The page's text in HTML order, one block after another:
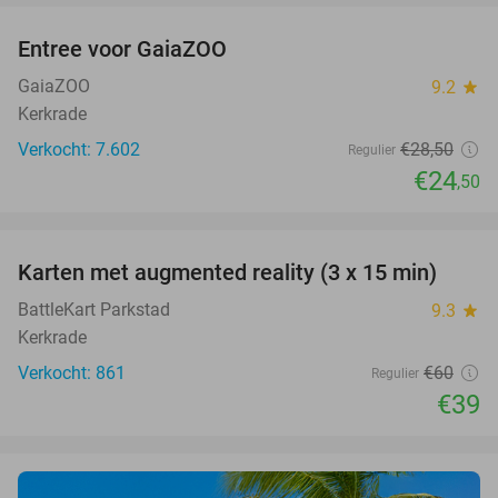
Entree voor GaiaZOO
GaiaZOO 9.2 star
Kerkrade
Verkocht: 7.602
Regulier €28,50
€24,50
35%
Karten met augmented reality (3 x 15 min)
BattleKart Parkstad 9.3 star
Kerkrade
Verkocht: 861
Regulier €60
€39